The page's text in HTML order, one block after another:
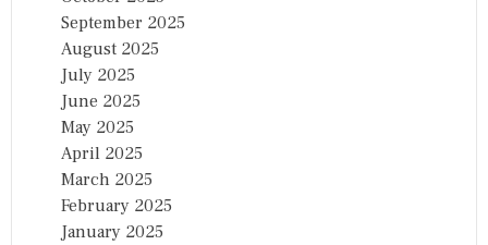
September 2025
August 2025
July 2025
June 2025
May 2025
April 2025
March 2025
February 2025
January 2025